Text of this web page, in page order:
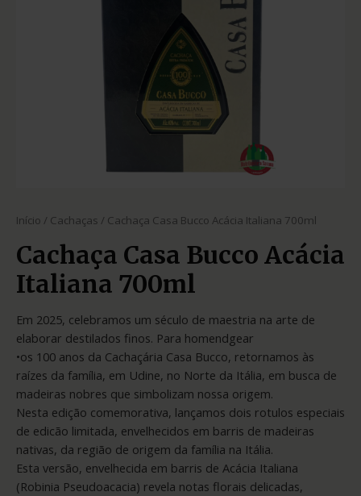
Início / Cachaças / Cachaça Casa Bucco Acácia Italiana 700ml
Cachaça Casa Bucco Acácia
Italiana 700ml
Em 2025, celebramos um século de maestria na arte de
elaborar destilados finos. Para homendgear
•os 100 anos da Cachaçária Casa Bucco, retornamos às
raízes da família, em Udine, no Norte da Itália, em busca de
madeiras nobres que simbolizam nossa origem.
Nesta edição comemorativa, lançamos dois rotulos especiais
de edicão limitada, envelhecidos em barris de madeiras
nativas, da região de origem da família na Itália.
Esta versão, envelhecida em barris de Acácia Italiana
(Robinia Pseudoacacia) revela notas florais delicadas,